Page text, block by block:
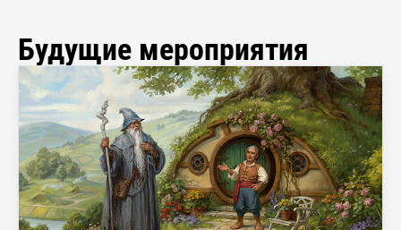
Будущие мероприятия